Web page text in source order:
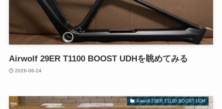
Airwolf 29ER T1100 BOOST UDHを眺めてみる
2026-06-24
Airwolf 29ER T1100 BOOST UDH